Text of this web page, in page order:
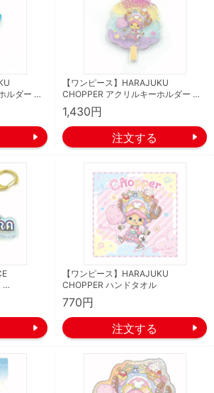
CHOPPER アクリルキーホルダー …
【ワンピース】HARAJUKU
CHOPPER アクリルキーホルダー …
1,430円
…
【ワンピース】HARAJUKU
CHOPPER ハンドタオル
770円